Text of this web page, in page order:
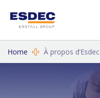
Home À propos d’Esdec